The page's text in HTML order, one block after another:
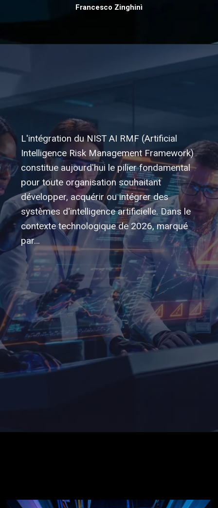
Francesco Zinghinì
L'intégration du NIST AI RMF (Artificial
Intelligence Risk Management Framework)
constitue aujourd'hui le pilier fondamental
pour toute organisation souhaitant
développer, acquérir ou intégrer des
systèmes d'intelligence artificielle. Dans le
contexte technologique de 2026, marqué
par…